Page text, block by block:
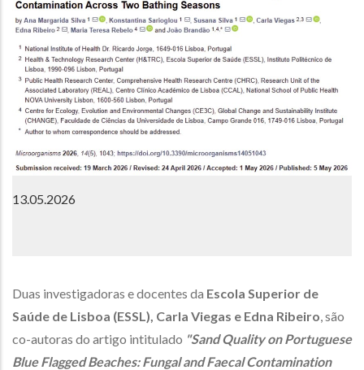
13.05.2026
Duas investigadoras e docentes da Escola Superior de
Saúde de Lisboa (ESSL), Carla Viegas e Edna Ribeiro , são
co-autoras do artigo intitulado "Sand Quality on Portuguese
Blue Flagged Beaches: Fungal and Faecal Contamination